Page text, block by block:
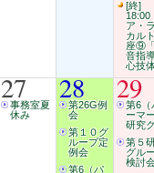
[終]
18:00
ア・
カル
座⑨
音指
心技
27
事務室夏
休み
28
第26G例
会
第１０グ
ループ定
例会
第6（パ
29
第6（
ーマ
研究
第５
グル
検討